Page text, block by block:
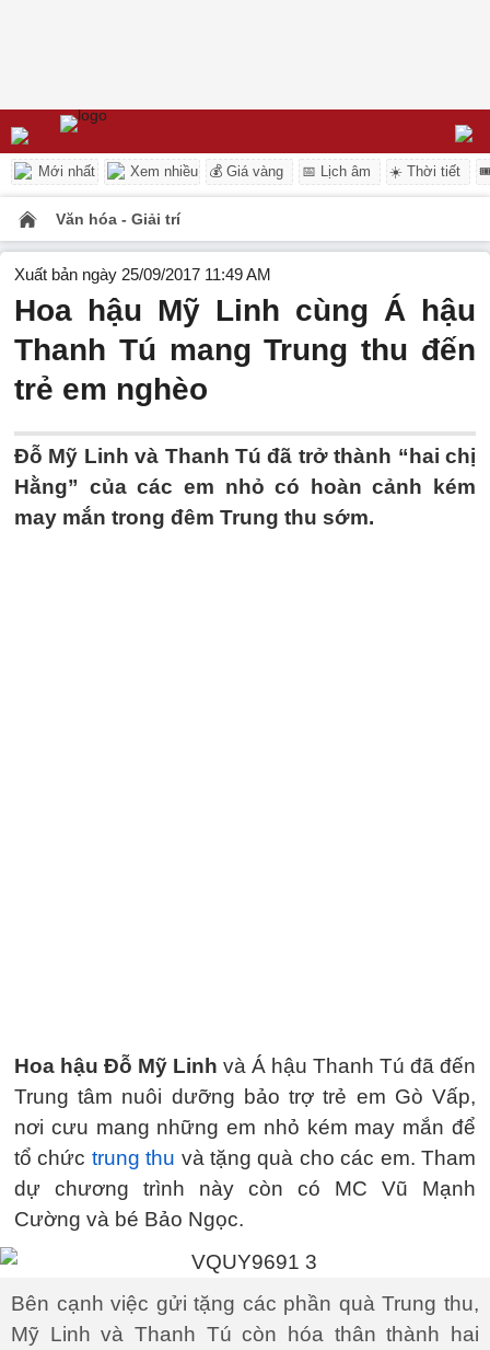
Mới nhất Xem nhiều 💰 Giá vàng 📅 Lịch âm ☀️ Thời tiết
Văn hóa - Giải trí
Xuất bản ngày 25/09/2017 11:49 AM
Hoa hậu Mỹ Linh cùng Á hậu
Thanh Tú mang Trung thu đến
trẻ em nghèo
Đỗ Mỹ Linh và Thanh Tú đã trở thành “hai chị
Hằng” của các em nhỏ có hoàn cảnh kém
may mắn trong đêm Trung thu sớm.
Hoa hậu Đỗ Mỹ Linh và Á hậu Thanh Tú đã đến
Trung tâm nuôi dưỡng bảo trợ trẻ em Gò Vấp,
nơi cưu mang những em nhỏ kém may mắn để
tổ chức trung thu và tặng quà cho các em. Tham
dự chương trình này còn có MC Vũ Mạnh
Cường và bé Bảo Ngọc.
Bên cạnh việc gửi tặng các phần quà Trung thu,
Mỹ Linh và Thanh Tú còn hóa thân thành hai